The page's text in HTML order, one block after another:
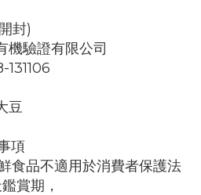
封)
機驗證有限公司
豆
項
食品不適用於消費者保護法
賞期，